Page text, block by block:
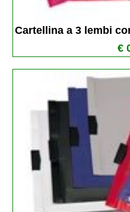
Cartellina a 3 lembi
€